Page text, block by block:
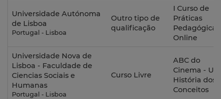
Universidade Autónoma
de Lisboa
Portugal - Lisboa
Outro tipo de
qualificação
I Curso de
Práticas
Pedagógicas
Online
Universidade Nova de
Lisboa - Faculdade de
Ciencias Sociais e
Humanas
Portugal - Lisboa
Curso Livre
ABC do
Cinema -
História dos
Conceitos